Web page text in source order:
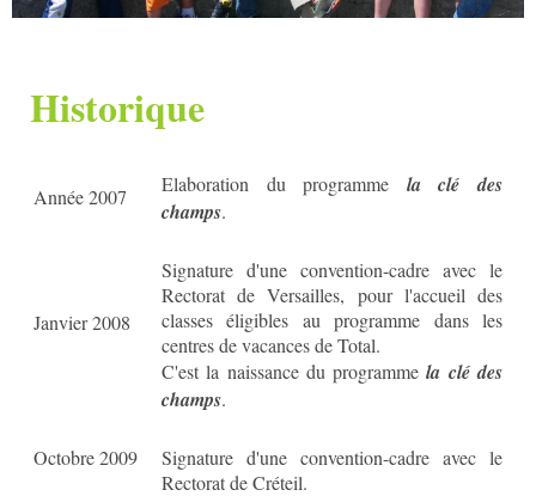
Historique
Année 2007
Elaboration du programme la clé des
champs.
Janvier 2008
Signature d'une convention-cadre avec le
Rectorat de Versailles, pour l'accueil des
classes éligibles au programme dans les
centres de vacances de Total.
C'est la naissance du programmela clé des
champs.
Octobre 2009
Signature d'une convention-cadre avec le
Rectorat de Créteil.